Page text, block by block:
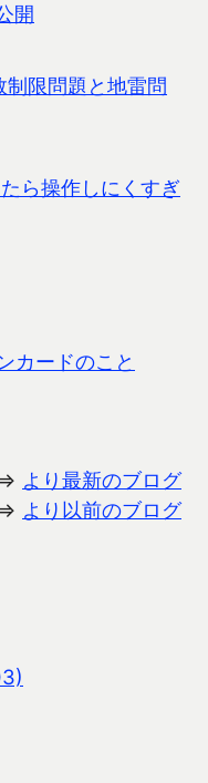
開
限問題と地雷問
ら操作しにくすぎ
カードのこと
⇒ より最新のブログ
⇒ より以前のブログ